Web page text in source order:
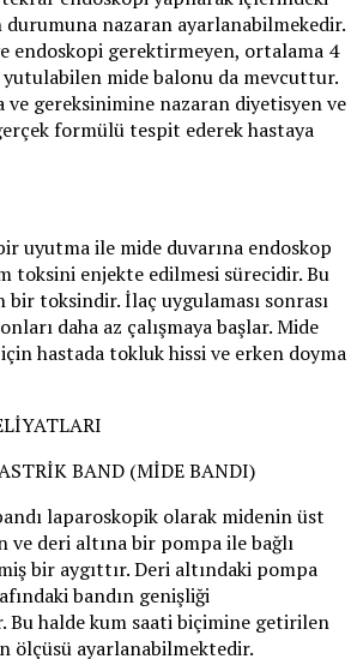
durumuna nazaran ayarlanabilmekedir.
endoskopi gerektirmeyen, ortalama 4
yutulabilen mide balonu da mevcuttur.
ve gereksinimine nazaran diyetisyen ve
formülü tespit ederek hastaya
uyutma ile mide duvarına endoskop
toksini enjekte edilmesi sürecidir. Bu
bir toksindir. İlaç uygulaması sonrası
daha az çalışmaya başlar. Mide
için hastada tokluk hissi ve erken doyma
BAND (MİDE BANDI)
laparoskopik olarak midenin üst
ve deri altına bir pompa ile bağlı
bir aygıttır. Deri altındaki pompa
bandın genişliği
Bu halde kum saati biçimine getirilen
ölçüsü ayarlanabilmektedir.